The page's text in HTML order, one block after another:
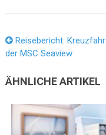
Reisebericht:
der MSC Seaview
ÄHNLICHE ARTIKEL